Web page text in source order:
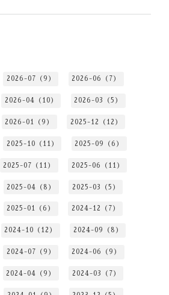
2026-07（9） 2026-06（7）
2026-04（10） 2026-03（5）
2026-01（9） 2025-12（12）
2025-10（11） 2025-09（6）
2025-07（11） 2025-06（11）
2025-04（8） 2025-03（5）
2025-01（6） 2024-12（7）
2024-10（12） 2024-09（8）
2024-07（9） 2024-06（9）
2024-04（9） 2024-03（7）